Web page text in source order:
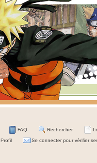
FAQ Rechercher
Profil Se connecter pour vérifier